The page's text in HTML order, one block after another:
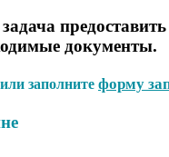
документы.
заполните форму